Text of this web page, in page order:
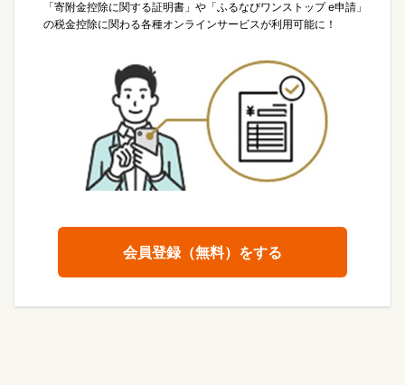
「寄附金控除に関する証明書」や「ふるなびワンストップ e申請」
の税金控除に関わる各種オンラインサービスが利用可能に！
会員登録（無料）をする